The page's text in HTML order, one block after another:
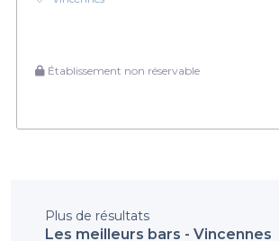
Établissement non réservable
Plus de résultats
Les meilleurs bars - Vincennes